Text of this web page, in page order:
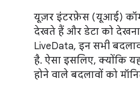
यूज़र इंटरफ़ेस (यूआई)
देखते हैं और डेटा को
LiveData, इन सभी
है. ऐसा इसलिए, क्योंकि
होने वाले बदलावों को